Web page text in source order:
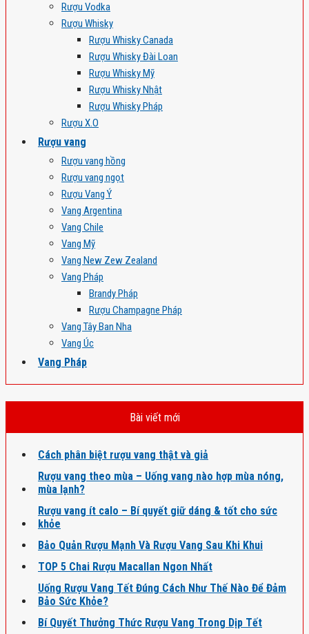
Rượu Vodka
Rượu Whisky
Rượu Whisky Canada
Rượu Whisky Đài Loan
Rượu Whisky Mỹ
Rượu Whisky Nhật
Rượu Whisky Pháp
Rượu X.O
Rượu vang
Rượu vang hồng
Rượu vang ngọt
Rượu Vang Ý
Vang Argentina
Vang Chile
Vang Mỹ
Vang New Zew Zealand
Vang Pháp
Brandy Pháp
Rượu Champagne Pháp
Vang Tây Ban Nha
Vang Úc
Vang Pháp
Bài viết mới
Cách phân biệt rượu vang thật và giả
Rượu vang theo mùa – Uống vang nào hợp mùa nóng,
mùa lạnh?
Rượu vang ít calo – Bí quyết giữ dáng & tốt cho sức
khỏe
Bảo Quản Rượu Mạnh Và Rượu Vang Sau Khi Khui
TOP 5 Chai Rượu Macallan Ngon Nhất
Uống Rượu Vang Tết Đúng Cách Như Thế Nào Để Đảm
Bảo Sức Khỏe?
Bí Quyết Thưởng Thức Rượu Vang Trong Dịp Tết